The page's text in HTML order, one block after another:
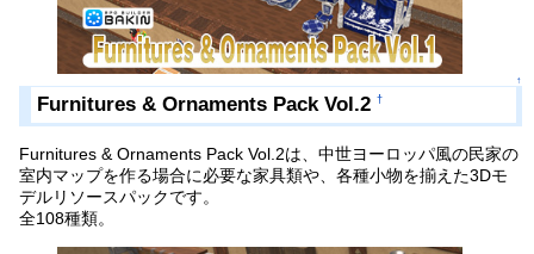
↑
Furnitures & Ornaments Pack Vol.2 †
Furnitures & Ornaments Pack Vol.2は、中世ヨーロッパ風の民家の
室内マップを作る場合に必要な家具類や、各種小物を揃えた3Dモ
デルリソースパックです。
全108種類。